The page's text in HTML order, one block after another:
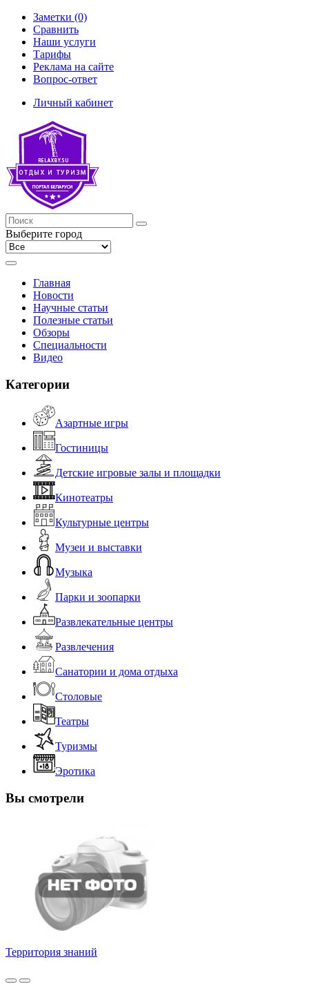
Заметки (0)
Сравнить
Наши услуги
Тарифы
Реклама на сайте
Вопрос-ответ
Личный кабинет
Выберите город
Главная
Новости
Научные статьи
Полезные статьи
Обзоры
Специальности
Видео
Категории
Азартные игры
Гостиницы
Детские игровые залы и площадки
Кинотеатры
Культурные центры
Музеи и выставки
Музыка
Парки и зоопарки
Развлекательные центры
Развлечения
Санатории и дома отдыха
Столовые
Театры
Туризмы
Эротика
Вы смотрели
Территория знаний